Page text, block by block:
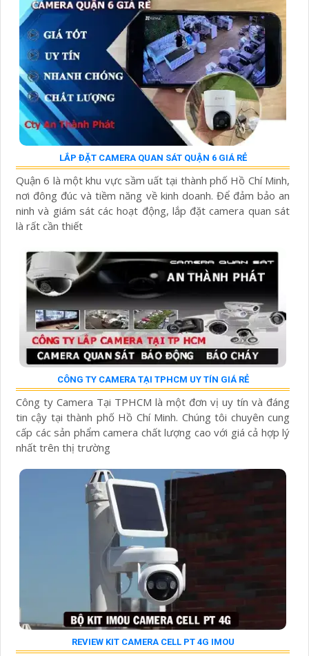
LẮP ĐẶT CAMERA QUAN SÁT QUẬN 6 GIÁ RẺ
Quận 6 là một khu vực sầm uất tại thành phố Hồ Chí Minh,
nơi đông đúc và tiềm năng về kinh doanh. Để đảm bảo an
ninh và giám sát các hoạt động, lắp đặt camera quan sát
là rất cần thiết
CÔNG TY CAMERA TẠI TPHCM UY TÍN GIÁ RẺ
Công ty Camera Tại TPHCM là một đơn vị uy tín và đáng
tin cậy tại thành phố Hồ Chí Minh. Chúng tôi chuyên cung
cấp các sản phẩm camera chất lượng cao với giá cả hợp lý
nhất trên thị trường
REVIEW KIT CAMERA CELL PT 4G IMOU